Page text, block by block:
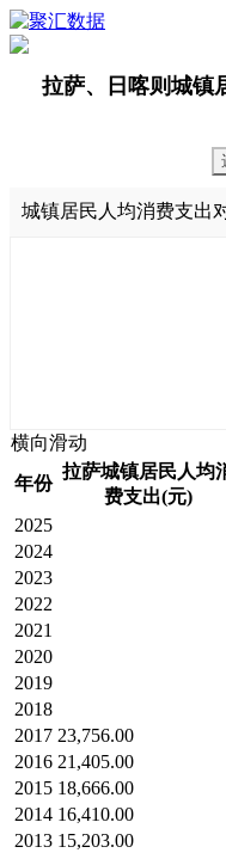
拉萨、日喀则城镇
城镇居民人均消费支出
横向滑动
年份
拉萨城镇居民人均
费支出(元)
2025
2024
2023
2022
2021
2020
2019
2018
2017 23,756.00
2016 21,405.00
2015 18,666.00
2014 16,410.00
2013 15,203.00